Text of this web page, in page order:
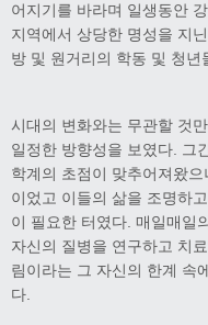
어지기를 바라며 일생동안
지역에서 상당한 명성을 지
방 및 원거리의 학동 및 청년
시대의 변화와는 무관할 것
일정한 방향성을 보였다. 그
학계의 초점이 맞추어져왔
이었고 이들의 삶을 조명하
이 필요한 터였다. 매일매일
자신의 질병을 연구하고 치
림이라는 그 자신의 한계 속
다.